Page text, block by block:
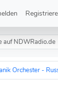
- Russen :